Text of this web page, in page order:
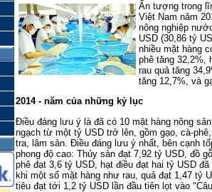
Ấn tượng trong
Việt Nam năm
nông nghiệp
USD (30,86 tỷ
nhiều mặt hàng
phê tăng 32,2%,
rau quả tăng
tăng 12,7%, và
2014 - năm của những kỷ lục
Ðiều đáng lưu ý là đã có 10 mặt hàng nông
ngạch từ một tỷ USD trở lên, gồm gạo, cà-
tra, lâm sản. Ðiều đáng lưu ý nhất, bên cạnh
phong độ cao: Thủy sản đạt 7,92 tỷ USD, đồ
phê đạt 3,6 tỷ USD, hạt điều đạt hai tỷ USD
khi một số mặt hàng như rau, quả đạt 1,47 tỷ
tiêu đạt tới 1,2 tỷ USD lần đầu tiên lọt vào